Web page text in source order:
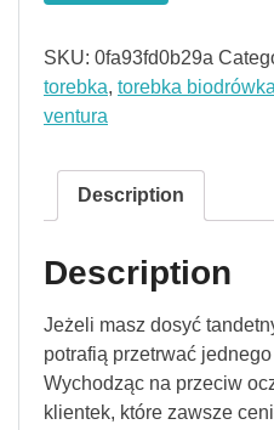
SKU: 0fa93fd0b29a
torebka, torebka
ventura
Description
Description
Jeżeli masz dosyć
potrafią przetrwać
Wychodząc na przeciw
klientek, które zawsze